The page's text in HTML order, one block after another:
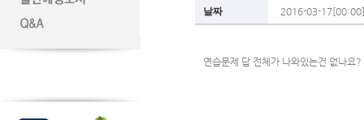
날짜 2016-03-17[00:00]
연습문제 답 전체가 나와있는건 없나요?